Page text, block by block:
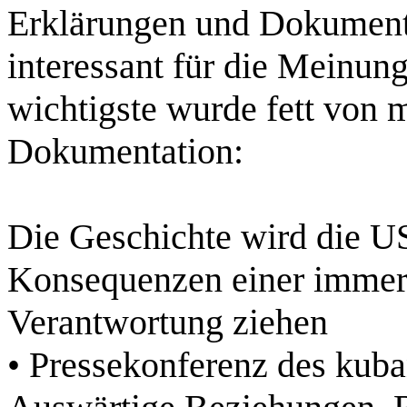
Erklärungen und
interessant für die
wichtigste wurde fett von
Dokumentation:
Die Geschichte wird die
Konsequenzen einer
Verantwortung ziehen
• Pressekonferenz des